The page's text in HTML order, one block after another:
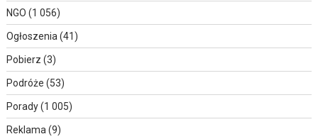
NGO (1 056)
Ogłoszenia(41)
Pobierz (3)
Podróże (53)
Porady(1 005)
Reklama(9)